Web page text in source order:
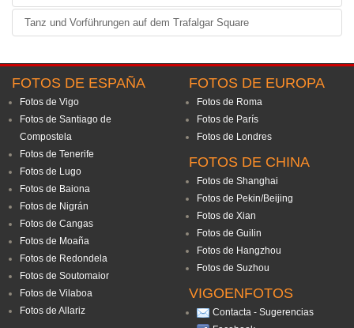
Tanz und Vorführungen auf dem Trafalgar Square
FOTOS DE ESPAÑA
Fotos de Vigo
Fotos de Santiago de
Compostela
Fotos de Tenerife
Fotos de Lugo
Fotos de Baiona
Fotos de Nigrán
Fotos de Cangas
Fotos de Moaña
Fotos de Redondela
Fotos de Soutomaior
Fotos de Vilaboa
Fotos de Allariz
FOTOS DE EUROPA
Fotos de Roma
Fotos de París
Fotos de Londres
FOTOS DE CHINA
Fotos de Shanghai
Fotos de Pekin/Beijing
Fotos de Xian
Fotos de Guilin
Fotos de Hangzhou
Fotos de Suzhou
VIGOENFOTOS
Contacta - Sugerencias